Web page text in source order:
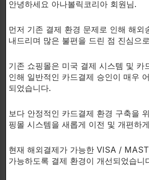
르몬의 가장 큰 특징은 방향족화를 거
입니다.
그것은 체내에서 어떤 형태의 에스트
않는다는 것을 의미합니다.
복용효과는 전적으로 지방없이 근육량
높은 수준의 에스트로겐의 부족은 피하
안녕하세요 아나볼릭코리아 회원님.
먼저 기존 결제 환경 문제로 인해 해외
내드리며 많은 불편을 드린 점 진심으
기존 쇼핑몰은 미국 결제 시스템 및 카
인해 일반적인 카드결제 승인이 매우
되었습니다.
보다 안정적인 카드결제 환경 구축을
핑몰 시스템을 새롭게 이전 및 개편하
현재 해외결제가 가능한 VISA /
가능하도록 결제 환경이 개선되었습니